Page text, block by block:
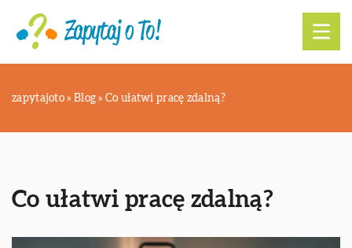
zapytajoto » Blog »Co ułatwi pracę zdalną?
Co ułatwi pracę zdalną?